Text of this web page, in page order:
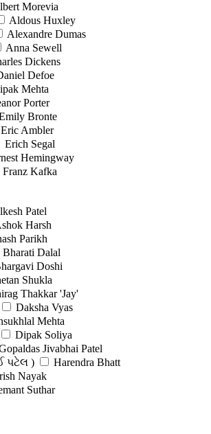
Morevia
Aldous Huxley
Alexandre Dumas
Anna Sewell
Dickens
Defoe
Mehta
Porter
Bronte
Eric Ambler
Erich Segal
Hemingway
Franz Kafka
Harriet Beecher Stowe
Hermann Hesse
Balzac
Irving Stone
Jeffrey Archer
K. Jerome
Joseph William Meagher
Jules Verne
Hosseini
Gibran
Lao She
)
Patel
Harsh
Parikh
Bharati Dalal
Doshi
Shukla
Thakkar 'Jay'
Daksha Vyas
Mehta
Dipak Soliya
Jivabhai Patel
પટેલ )
Harendra Bhatt
Nayak
Suthar